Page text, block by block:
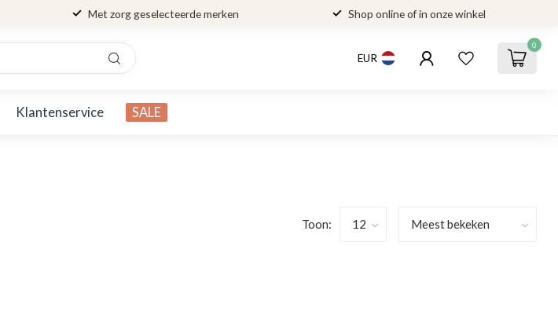
Met zorg geselecteerde merken Shop online of in onze winkel
EUR
0
Klantenservice SALE
Toon: